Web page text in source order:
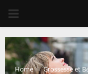
PRIMARY
MENU
Home
Grossesse et